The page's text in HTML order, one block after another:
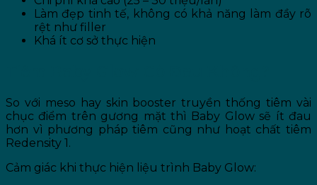
Làm đẹp tinh tế, không có khả năng làm đầy rõ
rệt như filler
Khá ít cơ sở thực hiện
So với meso hay skin booster truyền thống tiêm vài
chục điểm trên gương mặt thì Baby Glow sẽ ít đau
hơn vì phương pháp tiêm cũng như hoạt chất tiêm
Redensity 1.
Cảm giác khi thực hiện liệu trình Baby Glow: